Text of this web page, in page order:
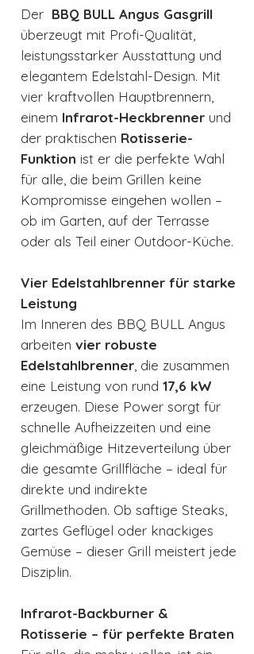
Der BBQ BULL Angus Gasgrill
überzeugt mit Profi-Qualität,
leistungsstarker Ausstattung und
elegantem Edelstahl-Design. Mit
vier kraftvollen Hauptbrennern,
einem Infrarot-Heckbrenner und
der praktischen Rotisserie-
Funktion ist er die perfekte Wahl
für alle, die beim Grillen keine
Kompromisse eingehen wollen –
ob im Garten, auf der Terrasse
oder als Teil einer Outdoor-Küche.
Vier Edelstahlbrenner für starke
Leistung
Im Inneren des BBQ BULL Angus
arbeiten vier robuste
Edelstahlbrenner, die zusammen
eine Leistung von rund 17,6 kW
erzeugen. Diese Power sorgt für
schnelle Aufheizzeiten und eine
gleichmäßige Hitzeverteilung über
die gesamte Grillfläche – ideal für
direkte und indirekte
Grillmethoden. Ob saftige Steaks,
zartes Geflügel oder knackiges
Gemüse – dieser Grill meistert jede
Disziplin.
Infrarot-Backburner &
Rotisserie – für perfekte Braten